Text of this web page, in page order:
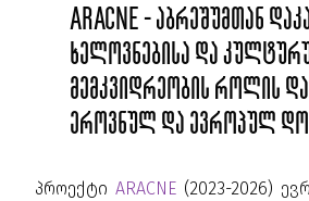
ARACNE - აბრეშუმთან
ხელოვნებისა და
მემკვიდრეობის როლის
ეროვნულ და ევროპულ
პროექტი ARACNE (2023-2026)